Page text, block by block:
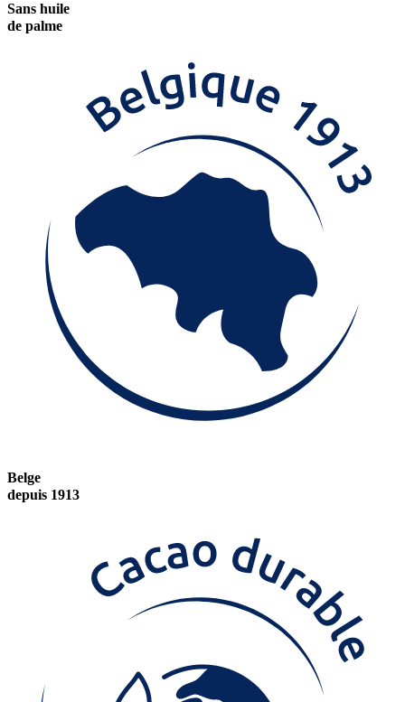
Sans huile
de palme
Belge
depuis 1913